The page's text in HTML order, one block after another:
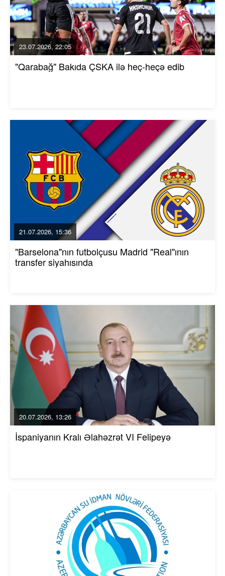
23.07.2026, 22:05
"Qarabağ" Bakıda ÇSKA ilə heç-heçə edib
21.07.2026, 15:36
"Barselona"nın futbolçusu Madrid "Real"ının
transfer siyahısında
20.07.2026, 13:26
İspaniyanın Kralı Əlahəzrət VI Felipeyə